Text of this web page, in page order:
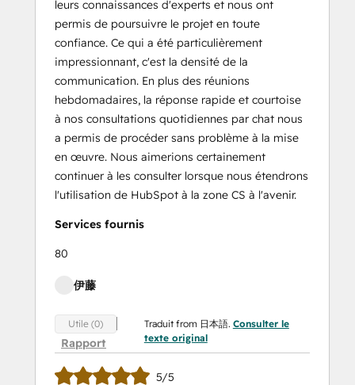
leurs connaissances d'experts et nous ont
permis de poursuivre le projet en toute
confiance. Ce qui a été particulièrement
impressionnant, c'est la densité de la
communication. En plus des réunions
hebdomadaires, la réponse rapide et courtoise
à nos consultations quotidiennes par chat nous
a permis de procéder sans problème à la mise
en œuvre. Nous aimerions certainement
continuer à les consulter lorsque nous étendrons
l'utilisation de HubSpot à la zone CS à l'avenir.
Services fournis
80
伊藤
Utile (0)
Rapport
Traduit from 日本語. Consulter le
texte original
5/5